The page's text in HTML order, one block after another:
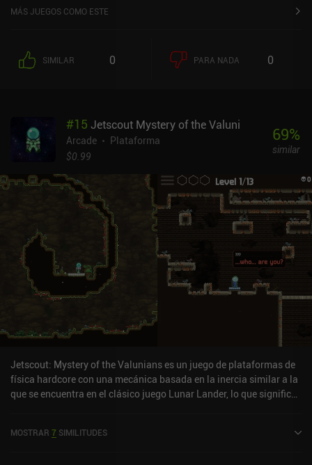
MÁS JUEGOS COMO ESTE
SIMILAR 0 PARA NADA 0
#15 Jetscout Mystery of the Valuni
Arcade
Plataforma
$0.99
69%
similar
Jetscout: Mystery of the Valunians es un juego de plataformas de
física hardcore con una mecánica basada en la inercia similar a la
que se encuentra en el clásico juego Lunar Lander, lo que significa
equipado con un jetpack, debemos desafiar los peligros de varios
MOSTRAR 7 SIMILITUDES